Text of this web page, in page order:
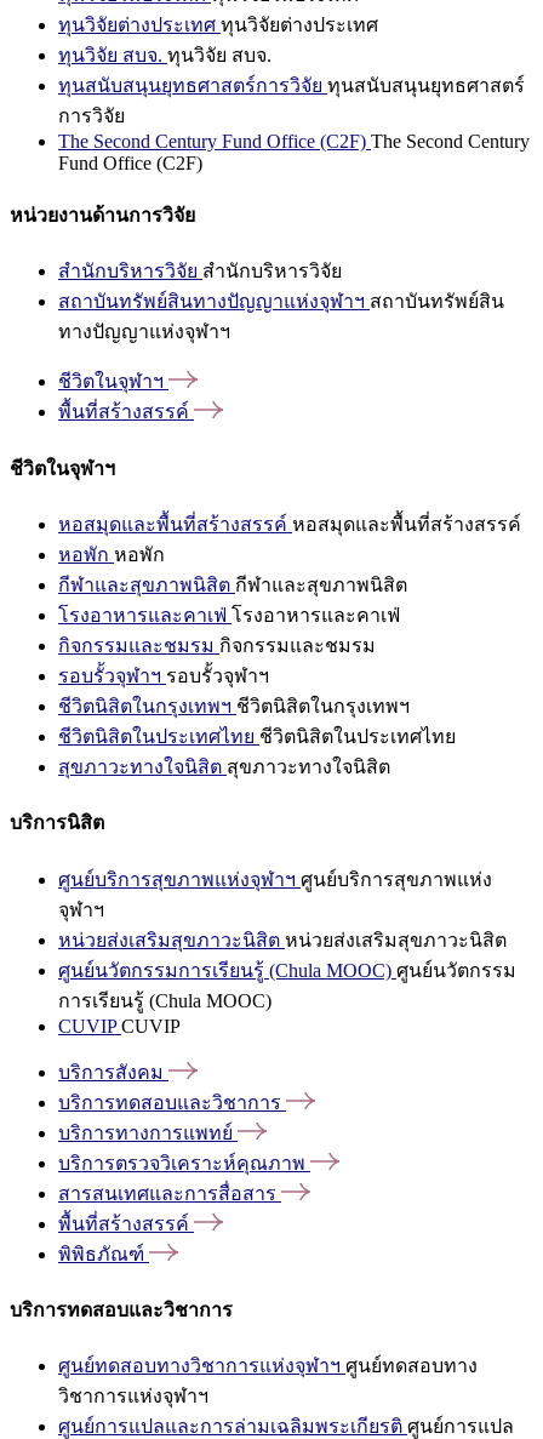
ทุนวิจัยต่างประเทศ ทุนวิจัยต่างประเทศ
ทุนวิจัย สบจ. ทุนวิจัย สบจ.
ทุนสนับสนุนยุทธศาสตร์การวิจัย ทุนสนับสนุนยุทธศาสตร์
การวิจัย
The Second Century Fund Office (C2F) The Second Century
Fund Office (C2F)
หน่วยงานด้านการวิจัย
สำนักบริหารวิจัย สำนักบริหารวิจัย
สถาบันทรัพย์สินทางปัญญาแห่งจุฬาฯ สถาบันทรัพย์สิน
ทางปัญญาแห่งจุฬาฯ
ชีวิตในจุฬาฯ
พื้นที่สร้างสรรค์
ชีวิตในจุฬาฯ
หอสมุดและพื้นที่สร้างสรรค์ หอสมุดและพื้นที่สร้างสรรค์
หอพัก หอพัก
กีฬาและสุขภาพนิสิต กีฬาและสุขภาพนิสิต
โรงอาหารและคาเฟ่ โรงอาหารและคาเฟ่
กิจกรรมและชมรม กิจกรรมและชมรม
รอบรั้วจุฬาฯ รอบรั้วจุฬาฯ
ชีวิตนิสิตในกรุงเทพฯ ชีวิตนิสิตในกรุงเทพฯ
ชีวิตนิสิตในประเทศไทย ชีวิตนิสิตในประเทศไทย
สุขภาวะทางใจนิสิต สุขภาวะทางใจนิสิต
บริการนิสิต
ศูนย์บริการสุขภาพแห่งจุฬาฯ ศูนย์บริการสุขภาพแห่ง
จุฬาฯ
หน่วยส่งเสริมสุขภาวะนิสิต หน่วยส่งเสริมสุขภาวะนิสิต
ศูนย์นวัตกรรมการเรียนรู้ (Chula MOOC) ศูนย์นวัตกรรม
การเรียนรู้ (Chula MOOC)
CUVIPCUVIP
บริการสังคม
บริการทดสอบและวิชาการ
บริการทางการแพทย์
บริการตรวจวิเคราะห์คุณภาพ
สารสนเทศและการสื่อสาร
พื้นที่สร้างสรรค์
พิพิธภัณฑ์
บริการทดสอบและวิชาการ
ศูนย์ทดสอบทางวิชาการแห่งจุฬาฯ ศูนย์ทดสอบทาง
วิชาการแห่งจุฬาฯ
ศูนย์การแปลและการล่ามเฉลิมพระเกียรติ ศูนย์การแปล